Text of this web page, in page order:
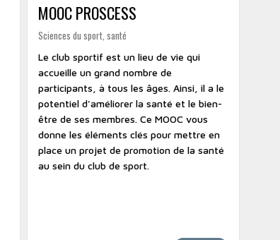
MOOC PROSCESS
Sciences du sport, santé
Le club sportif est un lieu de vie qui
accueille un grand nombre de
participants, à tous les âges. Ainsi, il a le
potentiel d'améliorer la santé et le bien-
être de ses membres. Ce MOOC vous
donne les éléments clés pour mettre en
place un projet de promotion de la santé
au sein du club de sport.